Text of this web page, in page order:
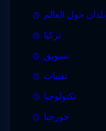
بلدان حول العالم
تركيا
تسويق
تقنيات
تكنولوجيا
جورجيا